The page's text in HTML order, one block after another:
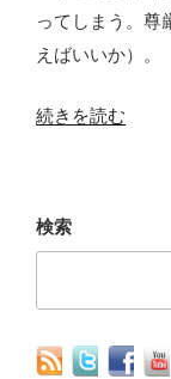
ってしまう。尊
えばいいか）。
“MTST、
ジ
ル・
ー
ム
続きを読む
検索